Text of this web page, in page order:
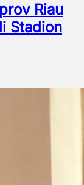
Riau
Stadion